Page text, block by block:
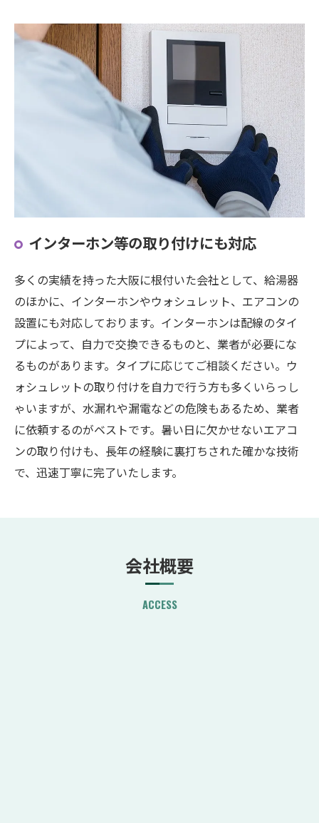
インターホン等の取り付けにも対応
多くの実績を持った大阪に根付いた会社として、給湯器
のほかに、インターホンやウォシュレット、エアコンの
設置にも対応しております。インターホンは配線のタイ
プによって、自力で交換できるものと、業者が必要にな
るものがあります。タイプに応じてご相談ください。ウ
ォシュレットの取り付けを自力で行う方も多くいらっし
ゃいますが、水漏れや漏電などの危険もあるため、業者
に依頼するのがベストです。暑い日に欠かせないエアコ
ンの取り付けも、長年の経験に裏打ちされた確かな技術
で、迅速丁寧に完了いたします。
会社概要
ACCESS